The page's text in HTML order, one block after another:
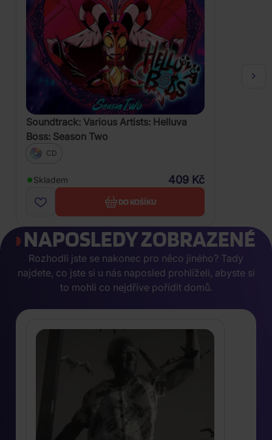
Soundtrack: Various Artists: Helluva
Boss: Season Two
CD
Skladem 409 Kč
DO KOŠÍKU
NAPOSLEDY ZOBRAZENÉ
Rozhodli jste se nakonec pro něco jiného? Tady
najdete, co jste si u nás naposled prohlíželi, abyste si
to mohli co nejdříve pořídit domů.